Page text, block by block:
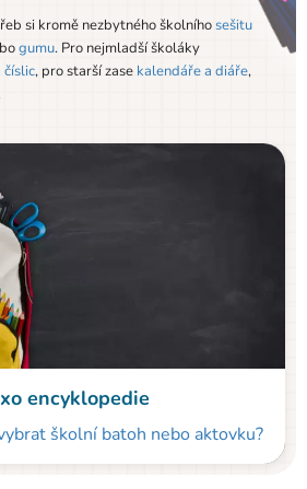
si kromě nezbytného školníhosešitu
gumu. Pro nejmladší školáky
číslic, pro starší zase kalendáře a diáře,
encyklopedie
školní batoh nebo aktovku?